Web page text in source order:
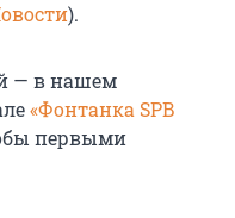
).
— в нашем
«Фонтанка SPB
первыми